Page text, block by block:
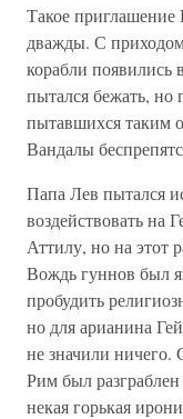
Такое приглашение
дважды. С
корабли появились
пытался бежать, но
пытавшихся таким
Вандалы
Папа Лев пытался
воздействовать на
Аттилу, но на этот
Вождь гуннов был
пробудить
но для арианина
не значили ничего.
Рим был
некая горькая